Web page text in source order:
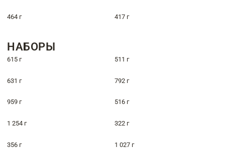
464 г 417 г
НАБОРЫ
615 г 511 г
631 г 792 г
959 г 516 г
1 254 г 322 г
356 г 1 027 г